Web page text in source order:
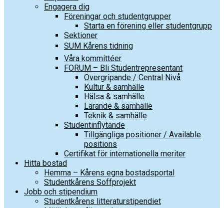
Engagera dig
Föreningar och studentgrupper
Starta en förening eller studentgrupp
Sektioner
SUM Kårens tidning
Våra kommittéer
FORUM – Bli Studentrepresentant
Övergripande / Central Nivå
Kultur & samhälle
Hälsa & samhälle
Lärande & samhälle
Teknik & samhälle
Studentinflytande
Tillgängliga positioner / Available
positions
Certifikat för internationella meriter
Hitta bostad
Hemma – Kårens egna bostadsportal
Studentkårens Soffprojekt
Jobb och stipendium
Studentkårens litteraturstipendiet